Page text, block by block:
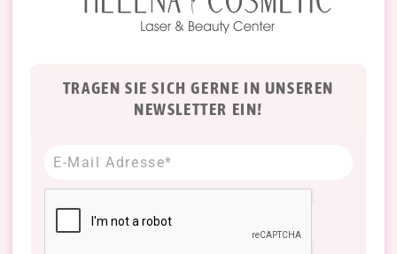
TRAGEN SIE SICH GERNE IN UNSEREN
NEWSLETTER EIN!